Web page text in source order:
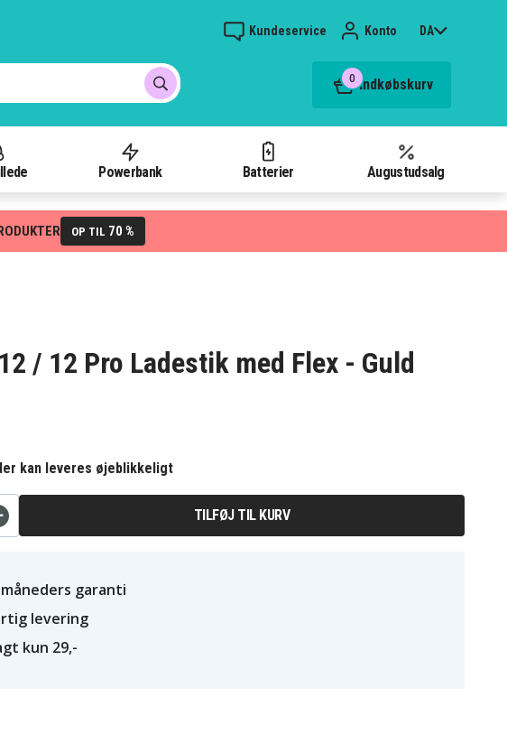
Kundeservice Konto DA
0 Indkøbskurv
Powerbank Batterier Augustudsalg
OP TIL 70 %
/ 12 Pro Ladestik med Flex - Guld
kan leveres øjeblikkeligt
TILFØJ TIL KURV
måneders garanti
levering
kun 29,-